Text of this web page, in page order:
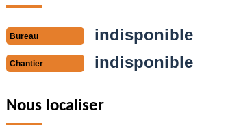
Bureau indisponible
Chantier indisponible
Nous localiser